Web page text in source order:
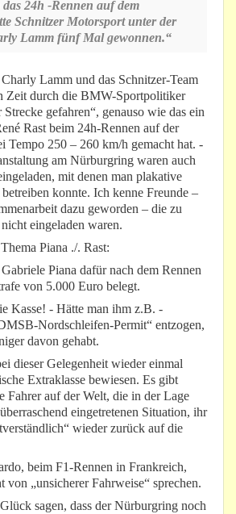
24h -Rennen auf dem
Schnitzer Motorsport unter der
Lamm fünf Mal gewonnen.“
Lamm und das Schnitzer-Team
Zeit durch die BMW-Sportpolitiker
gefahren“, genauso wie das ein
Rast beim 24h-Rennen auf der
Tempo 250 – 260 km/h gemacht hat. -
am Nürburgring waren auch
mit denen man plakative
konnte. Ich kenne Freunde –
dazu geworden – die zu
eingeladen waren.
Piana ./. Rast:
Piana dafür nach dem Rennen
von 5.000 Euro belegt.
Kasse! - Hätte man ihm z.B. -
Nordschleifen-Permit“ entzogen,
davon gehabt.
dieser Gelegenheit wieder einmal
Extraklasse bewiesen. Es gibt
Fahrer auf der Welt, die in der Lage
eingetretenen Situation, ihr
wieder zurück auf die
beim F1-Rennen in Frankreich,
von „unsicherer Fahrweise“ sprechen.
sagen, dass der Nürburgring noch